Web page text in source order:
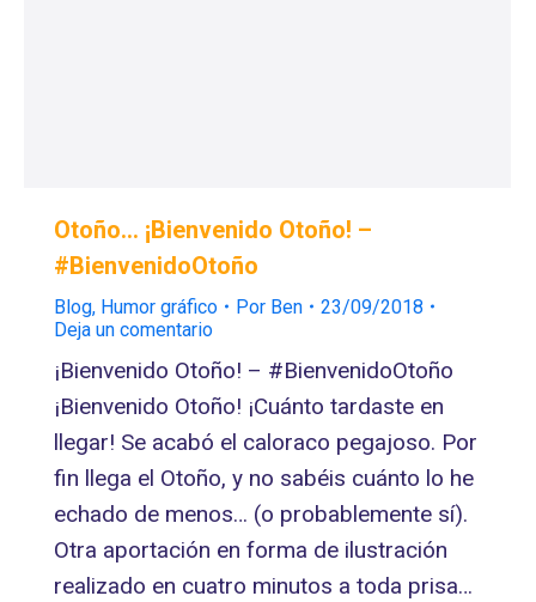
Otoño… ¡Bienvenido Otoño! –
#BienvenidoOtoño
Blog, Humor gráfico Por Ben
23/09/2018
Deja un comentario
¡Bienvenido Otoño! – #BienvenidoOtoño
¡Bienvenido Otoño! ¡Cuánto tardaste en
llegar! Se acabó el caloraco pegajoso. Por
fin llega el Otoño, y no sabéis cuánto lo he
echado de menos… (o probablemente sí).
Otra aportación en forma de ilustración
realizado en cuatro minutos a toda prisa…